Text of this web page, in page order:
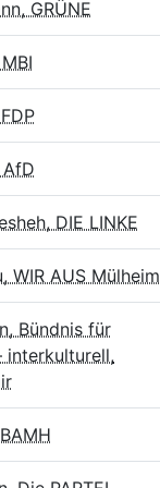
GRÜNE
DIE LINKE
WIR AUS Mülheim
Bündnis für
interkulturell,